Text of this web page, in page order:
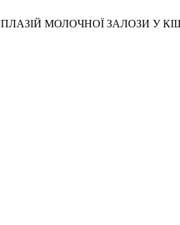
МОЛОЧНОЇ ЗАЛОЗИ У